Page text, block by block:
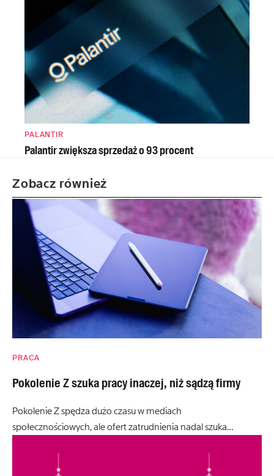
PALANTIR
Palantir zwiększa sprzedaż o 93 procent
Zobacz również
PRACA
Pokolenie Z szuka pracy inaczej, niż sądzą firmy
Pokolenie Z spędza dużo czasu w mediach
społecznościowych, ale ofert zatrudnienia nadal szuka…